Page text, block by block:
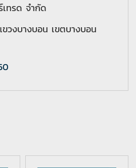
เทรด จำกัด
วงบางบอน เขตบางบอน